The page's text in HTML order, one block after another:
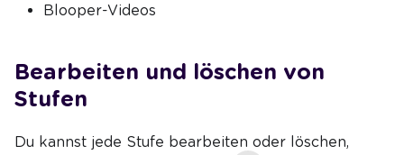
Blooper-Videos
Bearbeiten und löschen von
Stufen
Du kannst jede Stufe bearbeiten oder löschen,